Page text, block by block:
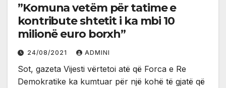
”Komuna vetëm për tatime e
kontribute shtetit i ka mbi 10
milionë euro borxh”
24/08/2021 ADMINI
Sot, gazeta Vijesti vërtetoi atë që Forca e Re
Demokratike ka kumtuar për një kohë të gjatë që